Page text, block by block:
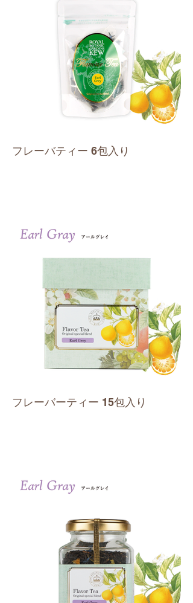
フレーバティー 6包入り
フレーバーティー 15包入り